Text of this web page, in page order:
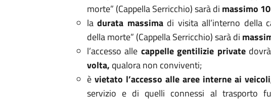
morte” (Cappella Serricchio) sarà di massimo
ladurata massima di visita all’interno della
della morte” (Cappella Serricchio) sarà di
l’accesso alle cappelle gentilizie private
volta, qualora non conviventi;
è vietato l’accesso alle aree interne ai
servizio e di quelli connessi al trasporto